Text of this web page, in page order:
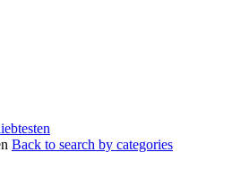
Back to search by categories